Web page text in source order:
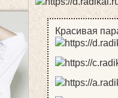
Красивая